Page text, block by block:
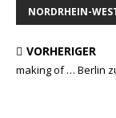
NORDRHEIN-
VORHERIGER
making of … Berlin